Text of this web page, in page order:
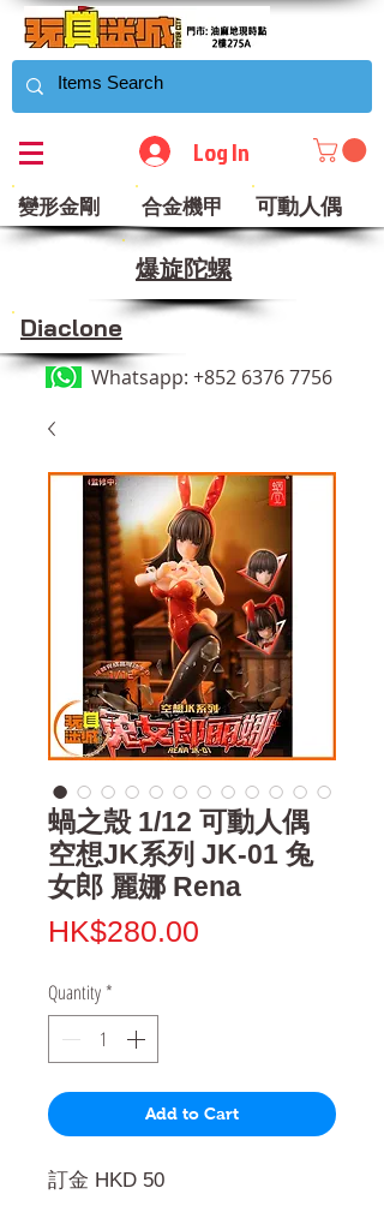
Log In
變形金剛 合金機甲 可動人偶
​爆旋陀螺
Diaclone
Whatsapp: +852 6376 7756
蝸之殼 1/12 可動人偶
空想JK系列 JK-01 兔
女郎 麗娜 Rena
HK$280.00
Quantity *
Add to Cart
訂金 HKD 50